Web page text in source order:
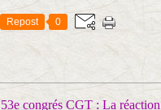
Repost 0